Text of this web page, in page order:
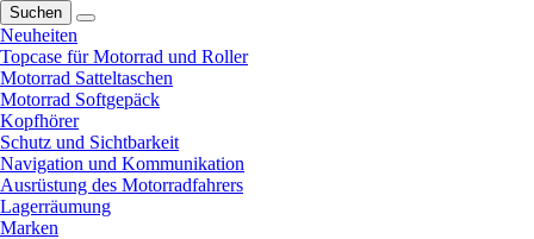
Suchen
Neuheiten
Topcase für Motorrad und Roller
Motorrad Satteltaschen
Motorrad Softgepäck
Kopfhörer
Schutz und Sichtbarkeit
Navigation und Kommunikation
Ausrüstung des Motorradfahrers
Lagerräumung
Marken